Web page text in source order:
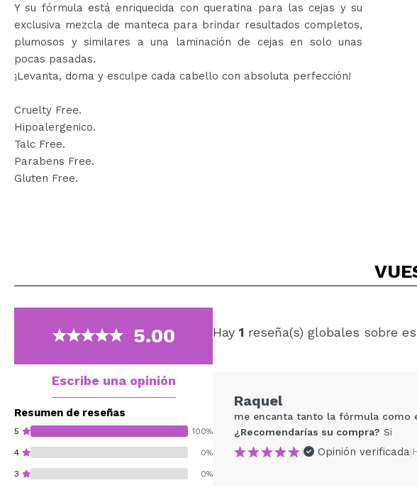
Y su fórmula está enriquecida con queratina para las cejas y su
exclusiva mezcla de manteca para brindar resultados completos,
plumosos y similares a una laminación de cejas en solo unas
pocas pasadas.
¡Levanta, doma y esculpe cada cabello con absoluta perfección!
Cruelty Free.
Hipoalergenico.
Talc Free.
Parabens Free.
Gluten Free.
5.00
Escribe una opinión
Resumen de reseñas
5 100%
4 0%
3 0%
Hay 1 reseña(s) globales sobre
Raquel
me encanta tanto la fórmula como
¿Recomendarías su compra? Si
|
Opinión verificada|